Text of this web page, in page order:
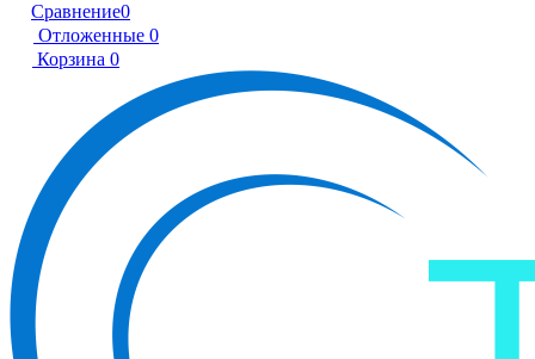
Сравнение0
Отложенные 0
Корзина 0